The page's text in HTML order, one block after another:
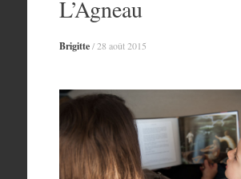
L’Agneau
Brigitte/28 août 2015